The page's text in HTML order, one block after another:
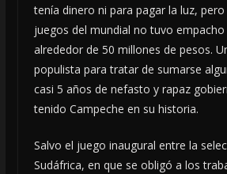
tenía dinero ni para pagar la luz,
juegos del mundial no tuvo
alrededor de 50 millones de pesos.
populista para tratar de sumarse
casi 5 años de nefasto y rapaz
tenido Campeche en su historia.
Salvo el juego inaugural entre la
Sudáfrica, en que se obligó a los